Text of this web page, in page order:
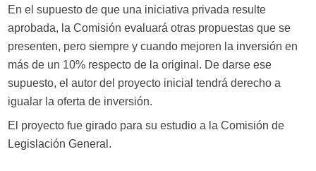
En el supuesto de que una iniciativa privada resulte
aprobada, la Comisión evaluará otras propuestas que se
presenten, pero siempre y cuando mejoren la inversión en
más de un 10% respecto de la original. De darse ese
supuesto, el autor del proyecto inicial tendrá derecho a
igualar la oferta de inversión.
El proyecto fue girado para su estudio a la Comisión de
Legislación General.